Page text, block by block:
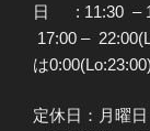
日 :
17:00 –
は0:00(Lo:23:00)
定休